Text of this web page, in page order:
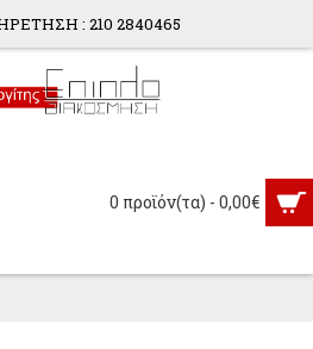
: 210 2840465
0 προϊόν(τα) - 0,00€